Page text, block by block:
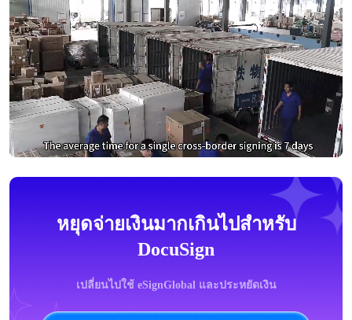
หยุดจ่ายเงินมากเกินไปสำหรับ
DocuSign
เปลี่ยนไปใช้ eSignGlobal และประหยัดเงิน